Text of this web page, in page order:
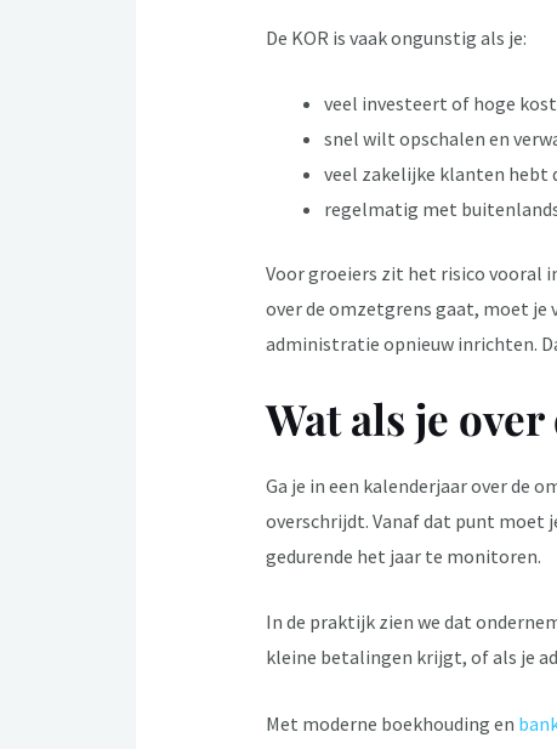
De KOR is vaak ongunstig als je:
veel investeert of hoge
snel wilt opschalen en
veel zakelijke klanten hebt
regelmatig met
Voor groeiers zit het risico vooral
over de omzetgrens gaat, moet je
administratie opnieuw inrichten.
Wat als je
Ga je in een kalenderjaar over de
overschrijdt. Vanaf dat punt moet
gedurende het jaar te monitoren.
In de praktijk zien we dat
kleine betalingen krijgt, of als je
Met moderne boekhouding en